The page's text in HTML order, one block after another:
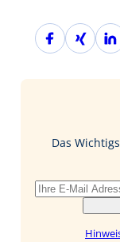
F
a
X
i
L
i
I
Das